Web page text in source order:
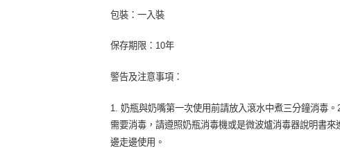
包裝：一入裝
保存期限：10年
警告及注意事項：
1. 奶瓶與奶嘴第一次使用前請放入滾水中煮三分鐘消毒
需要消毒，請遵照奶瓶消毒機或是微波爐消毒器說明書
邊走邊使用。